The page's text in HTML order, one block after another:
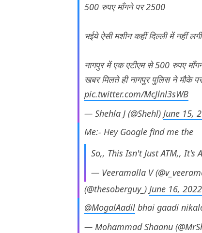
500 रुपए माँगने पर 2500
भईये ऐसी मशीन कहीं दिल्ली में नहीं
नागपुर में एक एटीएम से 500 रुपए
खबर मिलते ही नागपुर पुलिस ने मौके
pic.twitter.com/McJlnl3sWB
— Shehla J (@Shehl) June 15,
Me:- Hey Google find me the
So,, This Isn't Just ATM,, It's
— Veeramalla V
(@thesoberguy_) June 16, 2022
@MogalAadil bhai gaadi
— Mohammad Shaanu